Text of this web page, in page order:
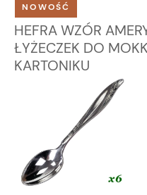
HEFRA WZÓR
ŁYŻECZEK DO
KARTONIKU
NOWOŚĆ